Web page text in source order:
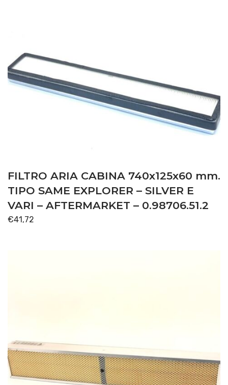
FILTRO ARIA CABINA 740x125x60 mm.
TIPO SAME EXPLORER – SILVER E
VARI – AFTERMARKET – 0.98706.51.2
€41,72